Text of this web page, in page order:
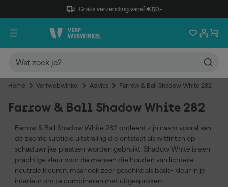
Gratis verzending vanaf €50,-
Home Verfwebwinkel Advies Farrow & Ball Shadow White 282
Farrow & Ball Shadow White 282
Farrow & Ball Shadow White 282 ontleent zijn naam vooral aan
de zachte subtiele uitstraling die ontstaat als wittinten op
schaduwrijke plaatsen worden gebruikt. Shadow White is een
prachtige kleur voor de mensen die houden van lichtere
neutrale kleuren, maar ook zeer geschikt als basis- kleur in je
interieur om te combineren met uitgesproken